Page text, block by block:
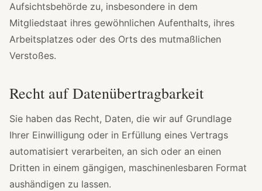
Aufsichtsbehörde zu, insbesondere in dem
Mitgliedstaat ihres gewöhnlichen Aufenthalts, ihres
Arbeitsplatzes oder des Orts des mutmaßlichen
Verstoßes.
Recht auf Datenübertragbarkeit
Sie haben das Recht, Daten, die wir auf Grundlage
Ihrer Einwilligung oder in Erfüllung eines Vertrags
automatisiert verarbeiten, an sich oder an einen
Dritten in einem gängigen, maschinenlesbaren Format
aushändigen zu lassen.